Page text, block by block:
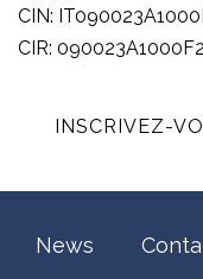
CIN:
CIR:
INSCRIVEZ-
News